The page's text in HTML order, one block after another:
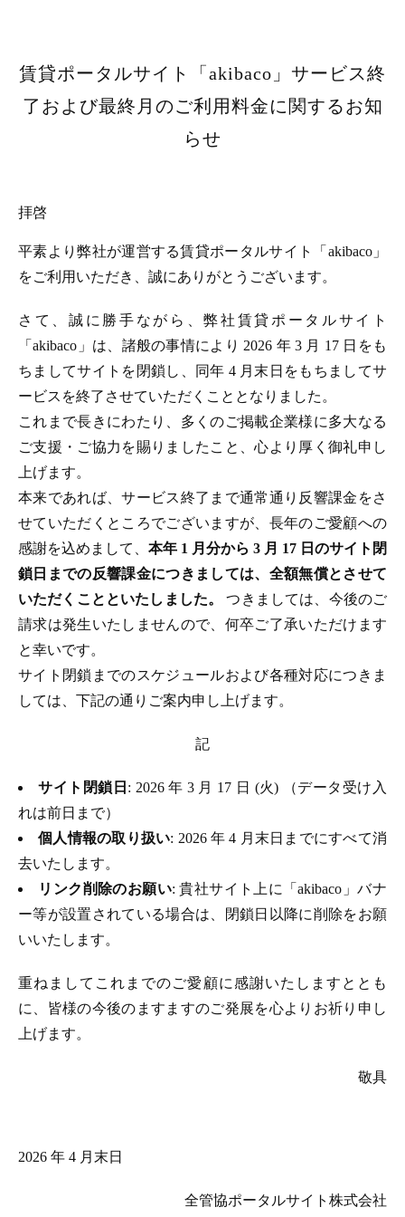
賃貸ポータルサイト「akibaco」サービス終
了および最終月のご利用料金に関するお知
らせ
拝啓
平素より弊社が運営する賃貸ポータルサイト「akibaco」
をご利用いただき、誠にありがとうございます。
さて、誠に勝手ながら、弊社賃貸ポータルサイト
「akibaco」は、諸般の事情により 2026 年 3 月 17 日をも
ちましてサイトを閉鎖し、同年 4 月末日をもちましてサ
ービスを終了させていただくこととなりました。
これまで長きにわたり、多くのご掲載企業様に多大なる
ご支援・ご協力を賜りましたこと、心より厚く御礼申し
上げます。
本来であれば、サービス終了まで通常通り反響課金をさ
せていただくところでございますが、長年のご愛顧への
感謝を込めまして、 本年 1 月分から 3 月 17 日のサイト閉
鎖日までの反響課金につきましては、全額無償とさせて
いただくことといたしました。つきましては、今後のご
請求は発生いたしませんので、何卒ご了承いただけます
と幸いです。
サイト閉鎖までのスケジュールおよび各種対応につきま
しては、下記の通りご案内申し上げます。
記
サイト閉鎖日 : 2026 年 3 月 17 日 (火) （データ受け入
れは前日まで）
個人情報の取り扱い: 2026 年 4 月末日までにすべて消
去いたします。
リンク削除のお願い: 貴社サイト上に「akibaco」バナ
ー等が設置されている場合は、閉鎖日以降に削除をお願
いいたします。
重ねましてこれまでのご愛顧に感謝いたしますととも
に、皆様の今後のますますのご発展を心よりお祈り申し
上げます。
敬具
2026 年 4 月末日
全管協ポータルサイト株式会社